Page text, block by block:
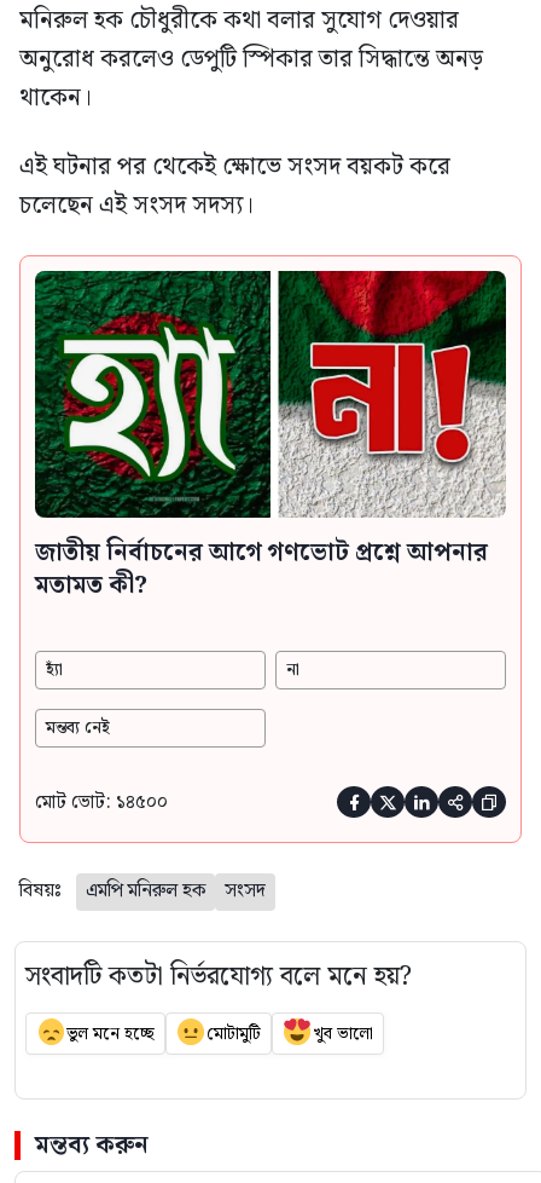
মনিরুল হক চৌধুরীকে কথা বলার সুযোগ দেওয়ার
অনুরোধ করলেও ডেপুটি স্পিকার তার সিদ্ধান্তে অনড়
থাকেন।
এই ঘটনার পর থেকেই ক্ষোভে সংসদ বয়কট করে
চলেছেন এই সংসদ সদস্য।
জাতীয় নির্বাচনের আগে গণভোট প্রশ্নে আপনার
মতামত কী?
হ্যাঁ না
মন্তব্য নেই
মোট ভোট: ১৪৫০০     
বিষয়ঃ এমপি মনিরুল হক সংসদ
সংবাদটি কতটা নির্ভরযোগ্য বলে মনে হয়?
ভুল মনে হচ্ছে মোটামুটি খুব ভালো
মন্তব্য করুন